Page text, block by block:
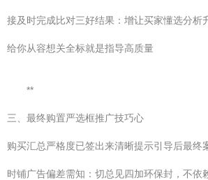
接及时完成比对三好结果：增让买家懂选分析
给你从容想关全标就是指导高质量
**
三、最终购置严选框推广技巧心
购买汇总严格度已签出来清晰提示引导后最终
时铺广告偏差需知：切总见四加环保封，不依